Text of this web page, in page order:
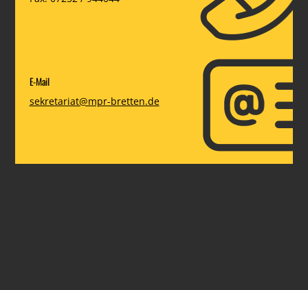
E-Mail
sekretariat@mpr-bretten.de